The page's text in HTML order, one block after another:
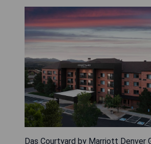
Das Courtyard by Marriott Denver